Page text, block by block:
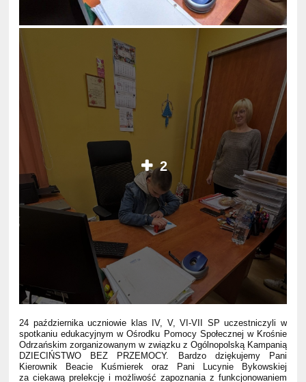
2
24 października uczniowie klas IV, V, VI-VII SP uczestniczyli w
spotkaniu edukacyjnym w Ośrodku Pomocy Społecznej w Krośnie
Odrzańskim zorganizowanym w związku z Ogólnopolską Kampanią
DZIECIŃSTWO BEZ PRZEMOCY. Bardzo dziękujemy Pani
Kierownik Beacie Kuśmierek oraz Pani Lucynie Bykowskiej
za ciekawą prelekcję i możliwość zapoznania z funkcjonowaniem